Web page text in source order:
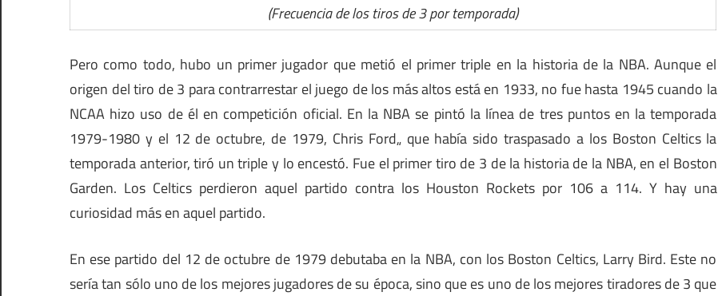
(Frecuencia de los tiros de 3 por temporada)
Pero como todo, hubo un primer jugador que metió el primer triple en la historia de la NBA. Aunque el
origen del tiro de 3 para contrarrestar el juego de los más altos está en 1933, no fue hasta 1945 cuando la
NCAA hizo uso de él en competición oficial. En la NBA se pintó la línea de tres puntos en la temporada
1979-1980 y el 12 de octubre, de 1979, Chris Ford„ que había sido traspasado a los Boston Celtics la
temporada anterior, tiró un triple y lo encestó. Fue el primer tiro de 3 de la historia de la NBA, en el Boston
Garden. Los Celtics perdieron aquel partido contra los Houston Rockets por 106 a 114. Y hay una
curiosidad más en aquel partido.
En ese partido del 12 de octubre de 1979 debutaba en la NBA, con los Boston Celtics, Larry Bird. Este no
sería tan sólo uno de los mejores jugadores de su época, sino que es uno de los mejores tiradores de 3 que